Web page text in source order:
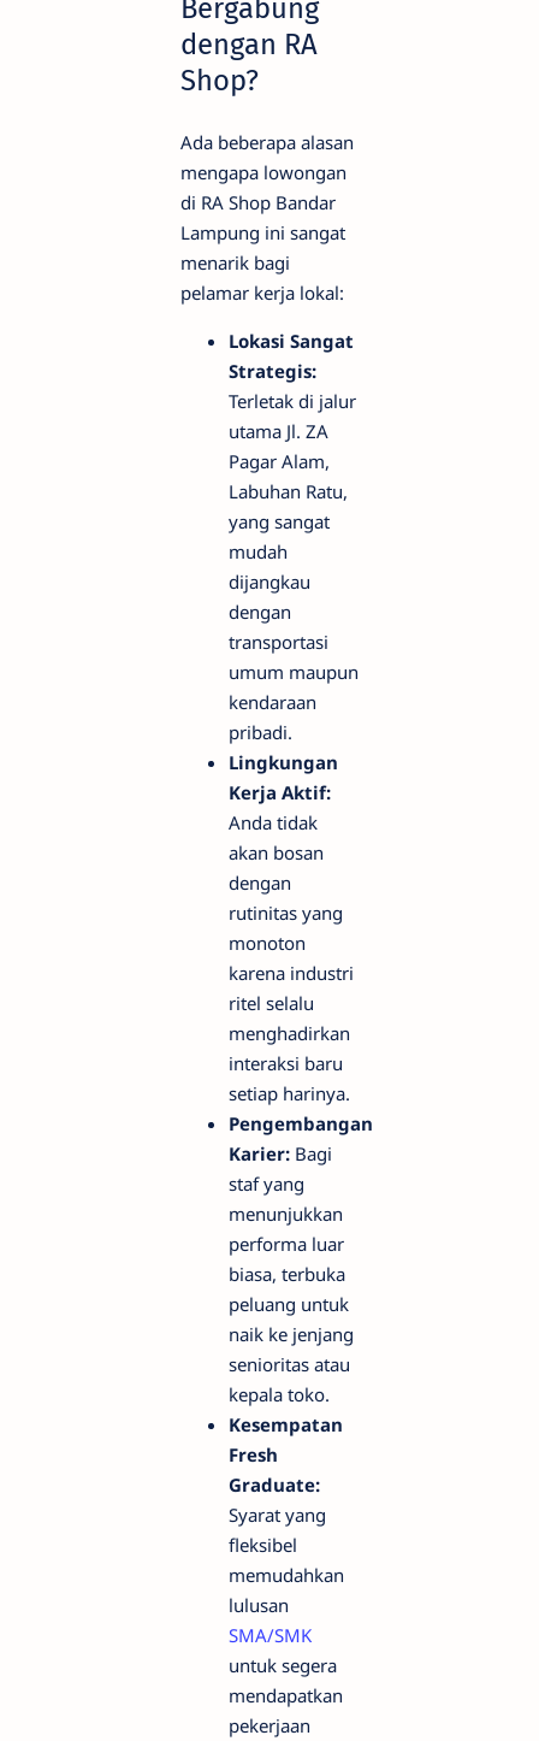
Bergabung
dengan RA
Shop?
Ada beberapa alasan
mengapa lowongan
di RA Shop Bandar
Lampung ini sangat
menarik bagi
pelamar kerja lokal:
Lokasi Sangat
Strategis:
Terletak di jalur
utama Jl. ZA
Pagar Alam,
Labuhan Ratu,
yang sangat
mudah
dijangkau
dengan
transportasi
umum maupun
kendaraan
pribadi.
Lingkungan
Kerja Aktif:
Anda tidak
akan bosan
dengan
rutinitas yang
monoton
karena industri
ritel selalu
menghadirkan
interaksi baru
setiap harinya.
Pengembangan
Karier: Bagi
staf yang
menunjukkan
performa luar
biasa, terbuka
peluang untuk
naik ke jenjang
senioritas atau
kepala toko.
Kesempatan
Fresh
Graduate:
Syarat yang
fleksibel
memudahkan
lulusan
SMA/SMK
untuk segera
mendapatkan
pekerjaan